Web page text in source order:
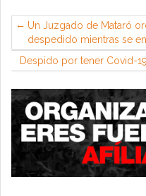
Un Juzgado de Mataró
despedido mientras se
Despido por tener Covid-